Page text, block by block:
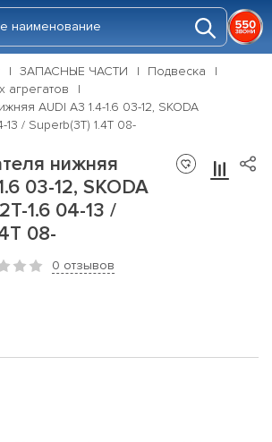
ЗАПАСНЫЕ ЧАСТИ
Подвеска
агрегатов
AUDI A3 1.4-1.6 03-12, SKODA
13 / Superb(3T) 1.4T 08-
нижняя
03-12, SKODA
1.6 04-13 /
08-
0 отзывов